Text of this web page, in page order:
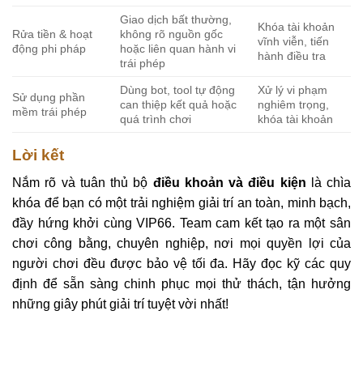
Rửa tiền & hoạt
động phi pháp
Giao dịch bất thường,
không rõ nguồn gốc
hoặc liên quan hành vi
trái phép
Khóa tài khoản
vĩnh viễn, tiến
hành điều tra
Sử dụng phần
mềm trái phép
Dùng bot, tool tự động
can thiệp kết quả hoặc
quá trình chơi
Xử lý vi phạm
nghiêm trọng,
khóa tài khoản
Lời kết
Nắm rõ và tuân thủ bộ điều khoản và điều kiện là chìa
khóa để bạn có một trải nghiệm giải trí an toàn, minh bạch,
đầy hứng khởi cùng VIP66. Team cam kết tạo ra một sân
chơi công bằng, chuyên nghiệp, nơi mọi quyền lợi của
người chơi đều được bảo vệ tối đa. Hãy đọc kỹ các quy
định để sẵn sàng chinh phục mọi thử thách, tận hưởng
những giây phút giải trí tuyệt vời nhất!